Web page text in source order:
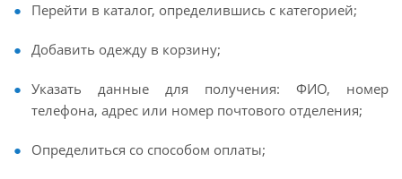
Перейти в каталог, определившись с категорией;
Добавить одежду в корзину;
Указать данные для получения: ФИО, номер
телефона, адрес или номер почтового отделения;
Определиться со способом оплаты;